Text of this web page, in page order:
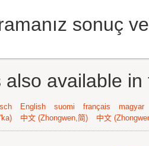
sonuç
also available
English suomi français
magyar
中文 (Zhongwen,简) 中文